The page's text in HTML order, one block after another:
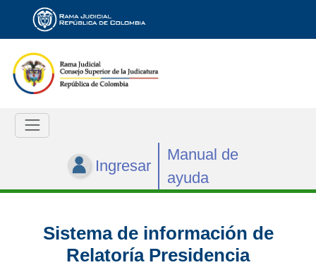
Ingresar
Manual de
ayuda
Sistema de información de
Relatoría Presidencia